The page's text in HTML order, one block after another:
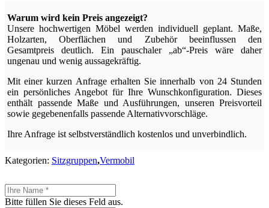
Warum wird kein Preis angezeigt?
Unsere hochwertigen Möbel werden individuell geplant. Maße,
Holzarten, Oberflächen und Zubehör beeinflussen den
Gesamtpreis deutlich. Ein pauschaler „ab“-Preis wäre daher
ungenau und wenig aussagekräftig.
Mit einer kurzen Anfrage erhalten Sie innerhalb von 24 Stunden
ein persönliches Angebot für Ihre Wunschkonfiguration. Dieses
enthält passende Maße und Ausführungen, unseren Preisvorteil
sowie gegebenenfalls passende Alternativvorschläge.
Ihre Anfrage ist selbstverständlich kostenlos und unverbindlich.
Kategorien: Sitzgruppen,Vermobil
Bitte füllen Sie dieses Feld aus.